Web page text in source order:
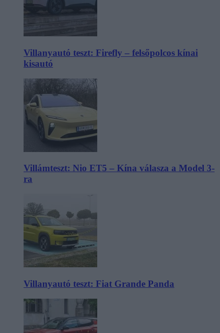
Villanyautó teszt: Firefly – felsőpolcos kínai
kisautó
Villámteszt: Nio ET5 – Kína válasza a Model 3-
ra
Villanyautó teszt: Fiat Grande Panda